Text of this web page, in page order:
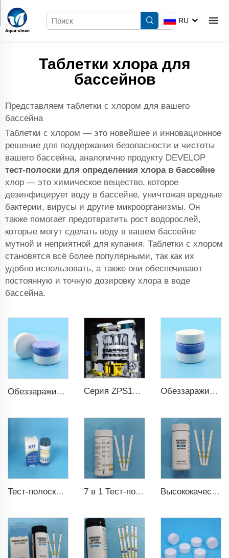
RU
Таблетки хлора для
бассейнов
Представляем таблетки с хлором для вашего
бассейна
Таблетки с хлором — это новейшее и инновационное
решение для поддержания безопасности и чистоты
вашего бассейна, аналогично продукту DEVELOP
тест-полоски для определения хлора в бассейне
хлор — это химическое вещество, которое
дезинфицирует воду в бассейне, уничтожая вредные
бактерии, вирусы и другие микроорганизмы. Он
также помогает предотвратить рост водорослей,
которые могут сделать воду в вашем бассейне
мутной и неприятной для купания. Таблетки с хлором
становятся всё более популярными, так как их
удобно использовать, а также они обеспечивают
постоянную и точную дозировку хлора в воде
бассейна.
Обеззараживание воды TCCA таблетка хлора Серия ZPS100-10 Большие вращающиеся таблеточные прессы Обеззараживание воды TCCA таблетка хлора 3 дюйма трихлоризоциануровая кислота
Тест-полоски для pH pH0-pH14 100 полосок тест для бассейна 7 в 1 Тест-полоски для воды в бассейне Высококачественные тест-полоски для аквариума 6 в 1 для пруда с рыбой